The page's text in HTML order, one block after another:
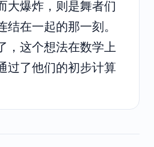
大爆炸，则是舞者们
结在一起的那一刻。
，这个想法在数学上
过了他们的初步计算